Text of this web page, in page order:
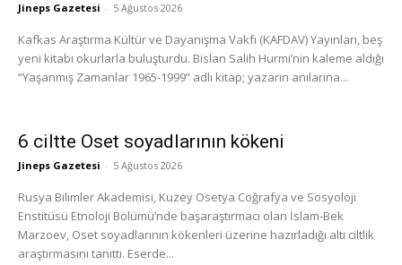
Jineps Gazetesi - 5 Ağustos 2026
Kafkas Araştırma Kültür ve Dayanışma Vakfı (KAFDAV) Yayınları, beş
yeni kitabı okurlarla buluşturdu. Bislan Salih Hurmi’nin kaleme aldığı
“Yaşanmış Zamanlar 1965-1999” adlı kitap; yazarın anılarına...
6 ciltte Oset soyadlarının kökeni
Jineps Gazetesi - 5 Ağustos 2026
Rusya Bilimler Akademisi, Kuzey Osetya Coğrafya ve Sosyoloji
Enstitüsü Etnoloji Bölümü’nde başaraştırmacı olan İslam-Bek
Marzoev, Oset soyadlarının kökenleri üzerine hazırladığı altı ciltlik
araştırmasını tanıttı. Eserde...